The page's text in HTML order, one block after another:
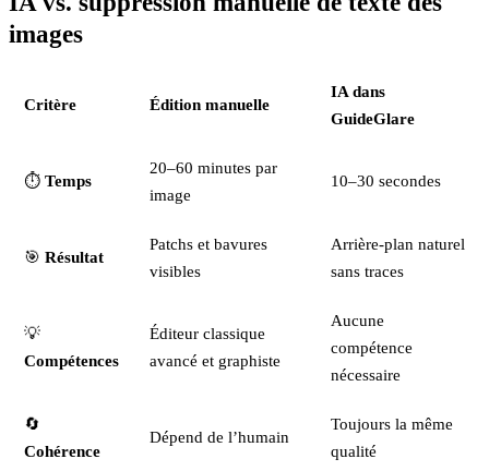
images
Critère Édition manuelle
IA dans
GuideGlare
⏱️ Temps
20–60 minutes par
image
10–30 secondes
🎯 Résultat
Patchs et bavures
visibles
Arrière-plan naturel
sans traces
💡
Compétences
Éditeur classique
avancé et graphiste
Aucune
compétence
nécessaire
🔄
Cohérence
Dépend de l’humain
Toujours la même
qualité